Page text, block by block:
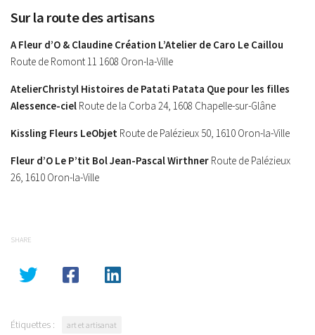
Sur la route des artisans
A Fleur d’O & Claudine Création L’Atelier de Caro Le Caillou
Route de Romont 11 1608 Oron-la-Ville
AtelierChristyl Histoires de Patati Patata Que pour les filles
Alessence-ciel Route de la Corba 24, 1608 Chapelle-sur-Glâne
Kissling Fleurs LeObjet Route de Palézieux 50, 1610 Oron-la-Ville
Fleur d’O Le P’tit BolJean-Pascal Wirthner Route de Palézieux
26, 1610 Oron-la-Ville
SHARE
Étiquettes : art et artisanat